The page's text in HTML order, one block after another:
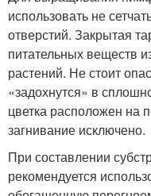
использовать не
отверстий. Закрытая
питательных веществ
растений. Не стоит
«задохнутся» в
цветка расположен на
загнивание исключено.
При составлении
рекомендуется